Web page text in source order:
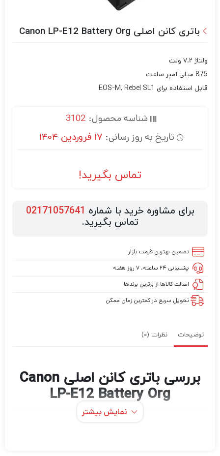
باتری کانن اصلی Canon LP-E12 Battery Org
ولتاژ ۷.۲ ولت
875 میلی آمپر ساعت
قابل استفاده برای EOS-M, Rebel SL1
شناسه محصول: 3102
تاریخ به روز رسانی: 17 فروردین 1404
تماس بگیرید!
برای مشاوره خرید با شماره 02171057641
تماس بگیرید.
تضمین بهترین قیمت بازار
پشتیبانی ۲۴ ساعته، ۷ روز هفته
اصالت کالاها از برترین برندها
تحویل سریع در کمترین زمان ممکن
توضیحات نظرات (0)
بررسی باتری کانن اصلی Canon
LP-E12 Battery Org
نمایش بیشتر